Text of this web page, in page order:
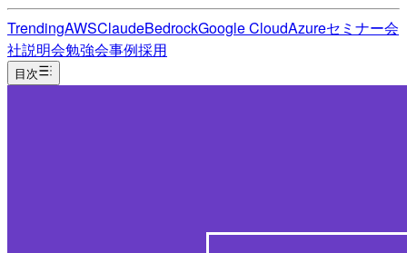
TrendingAWSClaudeBedrockGoogle CloudAzureセミナー会
社説明会勉強会事例採用
目次